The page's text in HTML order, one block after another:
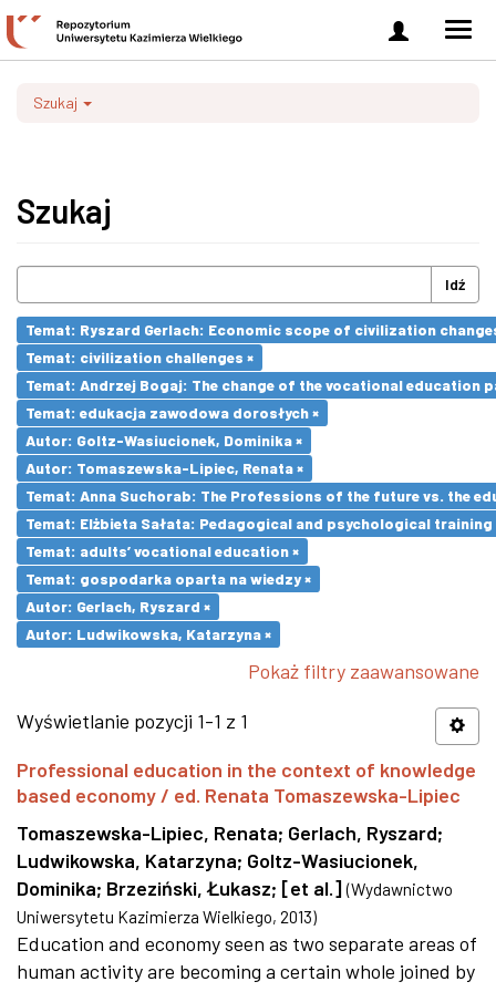
Zaloguj
się
Szukaj
Szukaj
Idź
Temat: Ryszard Gerlach: Economic scope of civilization
Temat: civilization challenges ×
Temat: Andrzej Bogaj: The change of the vocational education
Temat: edukacja zawodowa dorosłych ×
Autor: Goltz-Wasiucionek, Dominika ×
Autor: Tomaszewska-Lipiec, Renata ×
Temat: Anna Suchorab: The Professions of the future vs. the
Temat: Elżbieta Sałata: Pedagogical and psychological
Temat: adults’ vocational education ×
Temat: gospodarka oparta na wiedzy ×
Autor: Gerlach, Ryszard ×
Autor: Ludwikowska, Katarzyna ×
Pokaż filtry zaawansowane
Wyświetlanie pozycji 1-1 z 1
Professional education in the context of knowledge
based economy / ed. Renata Tomaszewska-Lipiec
Tomaszewska-Lipiec, Renata; Gerlach, Ryszard;
Ludwikowska, Katarzyna; Goltz-Wasiucionek,
Dominika; Brzeziński, Łukasz; [et al.] (Wydawnictwo
Uniwersytetu Kazimierza Wielkiego, 2013)
Education and economy seen as two separate areas of
human activity are becoming a certain whole joined by